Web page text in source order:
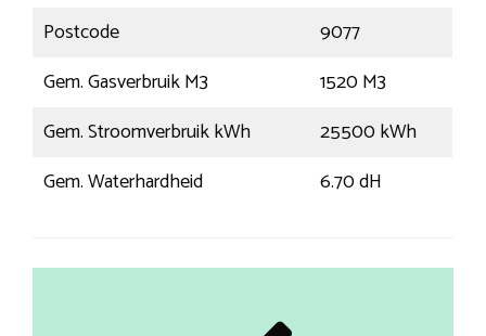
Postcode
9077
Gem. Gasverbruik M3
1520 M3
Gem. Stroomverbruik kWh
25500 kWh
Gem. Waterhardheid
6.70 dH